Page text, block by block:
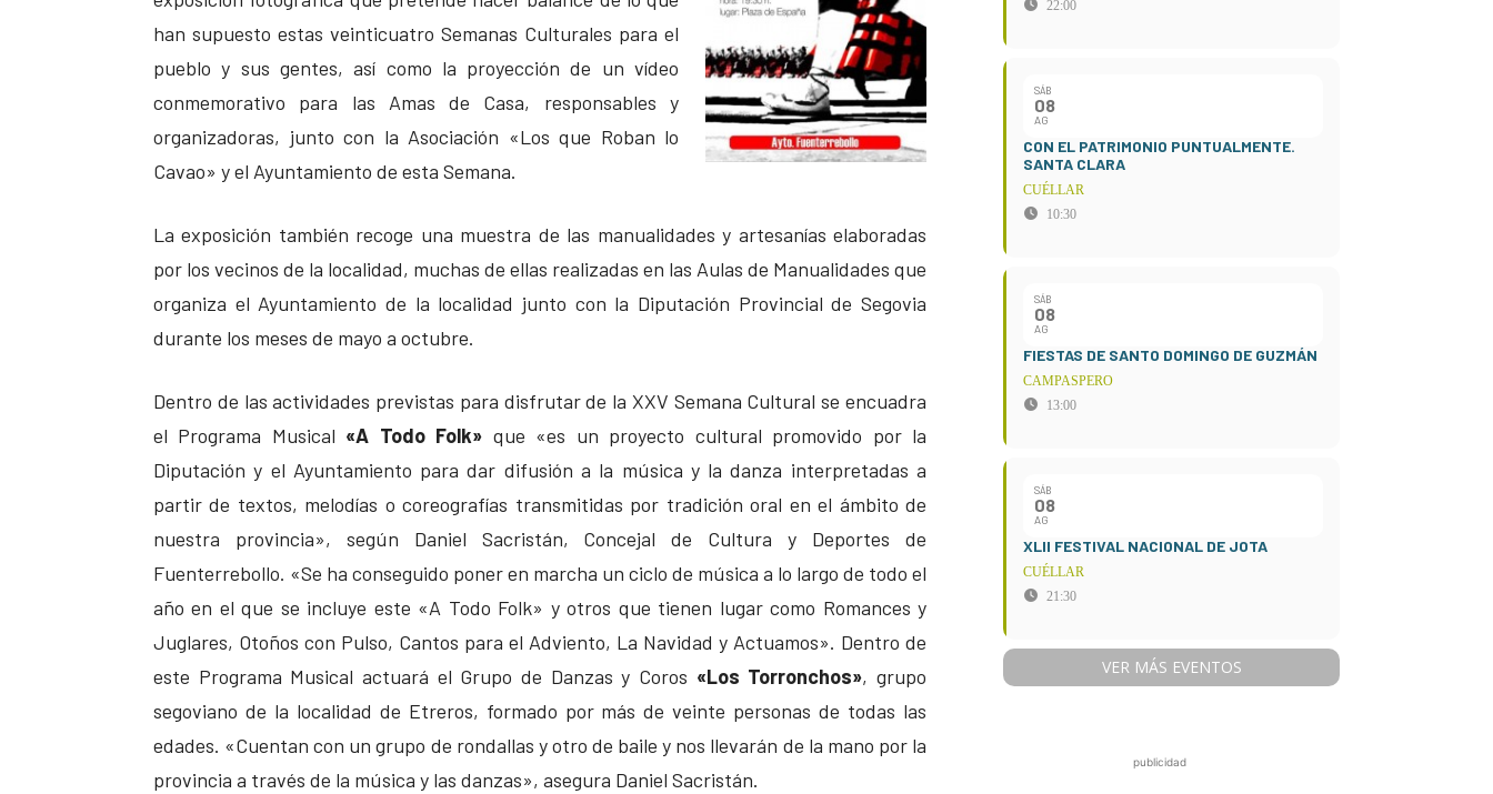
han supuesto estas veinticuatro Semanas Culturales para el
pueblo y sus gentes, así como la proyección de un vídeo
conmemorativo para las Amas de Casa, responsables y
organizadoras, junto con la Asociación «Los que Roban lo
Cavao» y el Ayuntamiento de esta Semana.
La exposición también recoge una muestra de las manualidades y artesanías elaboradas
por los vecinos de la localidad, muchas de ellas realizadas en las Aulas de Manualidades que
organiza el Ayuntamiento de la localidad junto con la Diputación Provincial de Segovia
durante los meses de mayo a octubre.
Dentro de las actividades previstas para disfrutar de la XXV Semana Cultural se encuadra
el Programa Musical «A Todo Folk» que «es un proyecto cultural promovido por la
Diputación y el Ayuntamiento para dar difusión a la música y la danza interpretadas a
partir de textos, melodías o coreografías transmitidas por tradición oral en el ámbito de
nuestra provincia», según Daniel Sacristán, Concejal de Cultura y Deportes de
Fuenterrebollo. «Se ha conseguido poner en marcha un ciclo de música a lo largo de todo el
año en el que se incluye este «A Todo Folk» y otros que tienen lugar como Romances y
Juglares, Otoños con Pulso, Cantos para el Adviento, La Navidad y Actuamos». Dentro de
este Programa Musical actuará el Grupo de Danzas y Coros «Los Torronchos», grupo
segoviano de la localidad de Etreros, formado por más de veinte personas de todas las
edades. «Cuentan con un grupo de rondallas y otro de baile y nos llevarán de la mano por la
provincia a través de la música y las danzas», asegura Daniel Sacristán.
22:00
SÁB
08
AG
CON EL PATRIMONIO PUNTUALMENTE.
SANTA CLARA
CUÉLLAR
10:30
SÁB
08
AG
FIESTAS DE SANTO DOMINGO DE GUZMÁN
CAMPASPERO
13:00
SÁB
08
AG
XLII FESTIVAL NACIONAL DE JOTA
CUÉLLAR
21:30
VER MÁS EVENTOS
publicidad